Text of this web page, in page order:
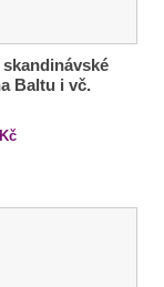
Baltu i vč.
Kč